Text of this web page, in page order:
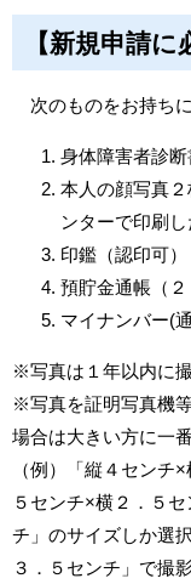
【新規申請に
次のものをお持ち
身体障害者診断
本人の顔写真
ンターで印刷し
印鑑（認印可）
預貯金通帳（２
マイナンバー(
※写真は１年以内に
※写真を証明写真機
場合は大きい方に一
（例）「縦４センチ
５センチ×横２．５
チ」のサイズしか選
３．５センチ」で撮